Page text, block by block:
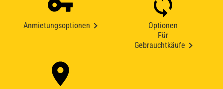
Anmietungsoptionen
Optionen
Für
Gebrauchtkäufe